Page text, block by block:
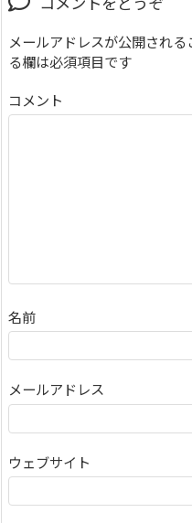
メールアドレスが公開される
る欄は必須項目です
コメント
名前
メールアドレス
ウェブサイト